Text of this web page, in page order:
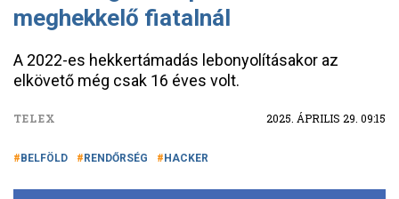
meghekkelő fiatalnál
A 2022-es hekkertámadás lebonyolításakor az
elkövető még csak 16 éves volt.
TELEX 2025. ÁPRILIS 29. 09:15
BELFÖLD RENDŐRSÉG HACKER